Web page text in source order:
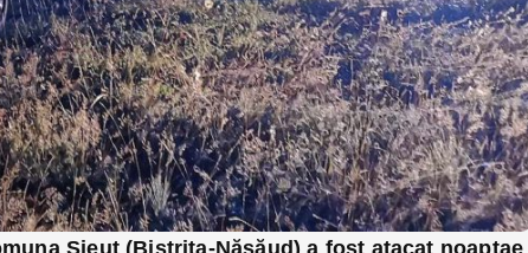
Șieuț (Bistrița-Năsăud) a fost atacat noaptae